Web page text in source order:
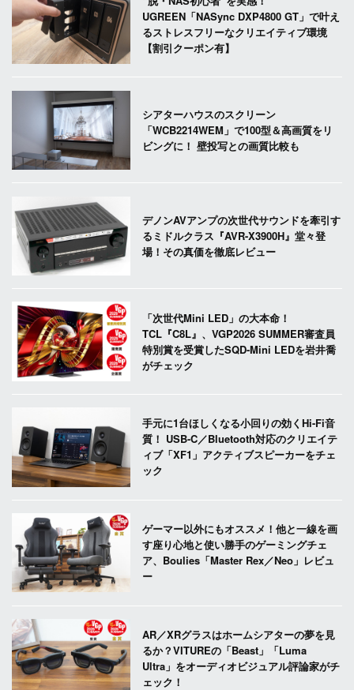
UGREEN「NASync DXP4800 GT」で叶え
るストレスフリーなクリエイティブ環境
【割引クーポン有】
シアターハウスのスクリーン
「WCB2214WEM」で100型＆高画質をリ
ビングに！ 壁投写との画質比較も
デノンAVアンプの次世代サウンドを牽引す
るミドルクラス『AVR-X3900H』堂々登
場！その真価を徹底レビュー
「次世代Mini LED」の大本命！
TCL『C8L』、VGP2026 SUMMER審査員
特別賞を受賞したSQD-Mini LEDを岩井喬
がチェック
手元に1台ほしくなる小回りの効くHi-Fi音
質！ USB-C／Bluetooth対応のクリエイテ
ィブ「XF1」アクティブスピーカーをチェ
ック
ゲーマー以外にもオススメ！他と一線を画
す座り心地と使い勝手のゲーミングチェ
ア、Boulies「Master Rex／Neo」レビュ
ー
AR／XRグラスはホームシアターの夢を見
るか？VITUREの「Beast」「Luma
Ultra」をオーディオビジュアル評論家がチ
ェック！